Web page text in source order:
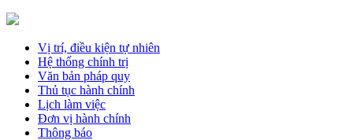
Vị trí, điều kiện tự nhiên
Hệ thống chính trị
Văn bản pháp quy
Thủ tục hành chính
Lịch làm việc
Đơn vị hành chính
Thông báo